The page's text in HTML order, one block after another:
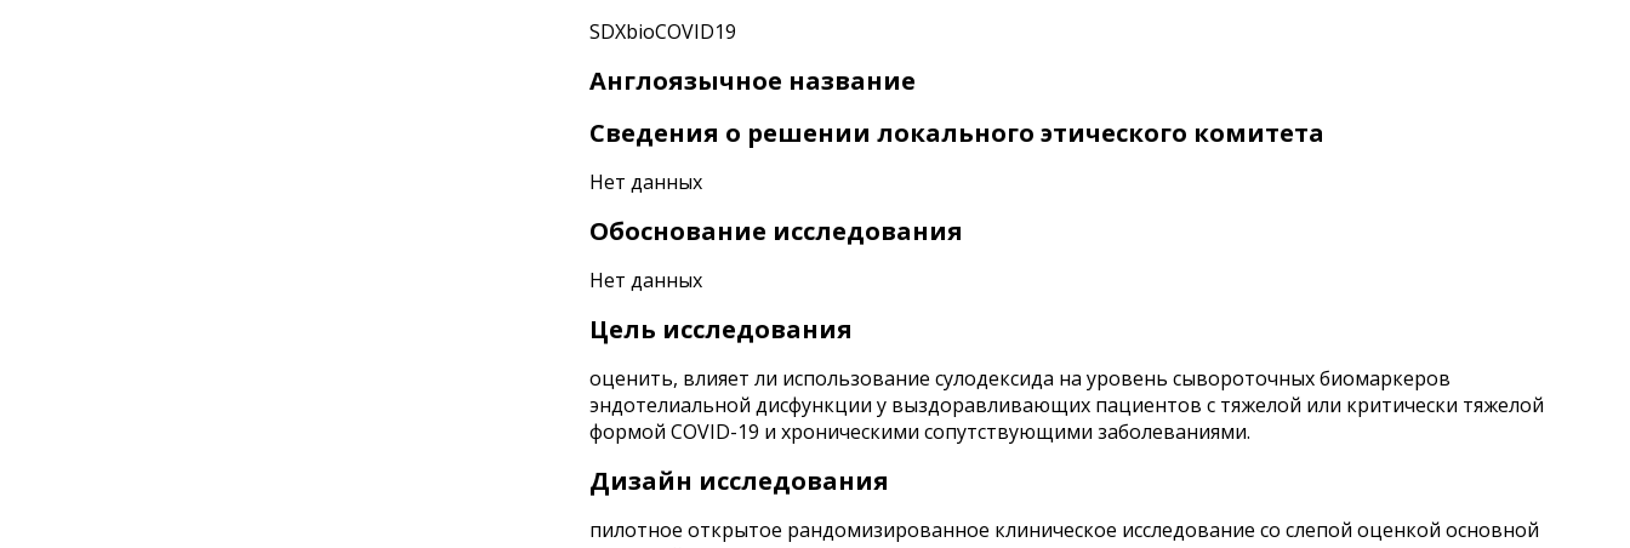
SDXbioCOVID19
Англоязычное название
Сведения о решении локального этического комитета
Нет данных
Обоснование исследования
Нет данных
Цель исследования
оценить, влияет ли использование сулодексида на уровень сывороточных биомаркеров
эндотелиальной дисфункции у выздоравливающих пациентов с тяжелой или критически тяжелой
формой COVID-19 и хроническими сопутствующими заболеваниями.
Дизайн исследования
пилотное открытое рандомизированное клиническое исследование со слепой оценкой основной